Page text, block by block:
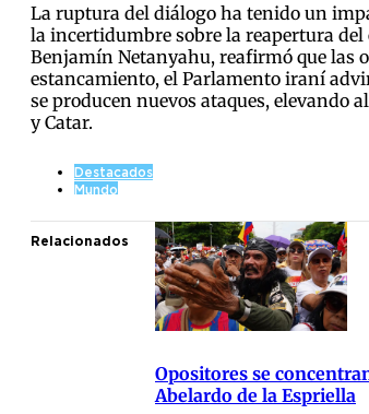
La ruptura del diálogo ha tenido un
la incertidumbre sobre la reapertura
Benjamín Netanyahu, reafirmó que las
estancamiento, el Parlamento iraní
se producen nuevos ataques, elevando
y Catar.
Destacados
Mundo
Relacionados
Opositores se
Abelardo de la Espriella